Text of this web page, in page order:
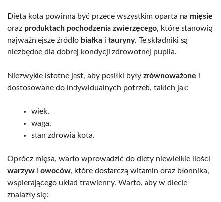
Dieta kota powinna być przede wszystkim oparta na mięsie
oraz produktach pochodzenia zwierzęcego, które stanowią
najważniejsze źródło białka i tauryny. Te składniki są
niezbędne dla dobrej kondycji zdrowotnej pupila.
Niezwykle istotne jest, aby posiłki były zrównoważone i
dostosowane do indywidualnych potrzeb, takich jak:
wiek,
waga,
stan zdrowia kota.
Oprócz mięsa, warto wprowadzić do diety niewielkie ilości
warzyw i owoców, które dostarczą witamin oraz błonnika,
wspierającego układ trawienny. Warto, aby w diecie
znalazły się: